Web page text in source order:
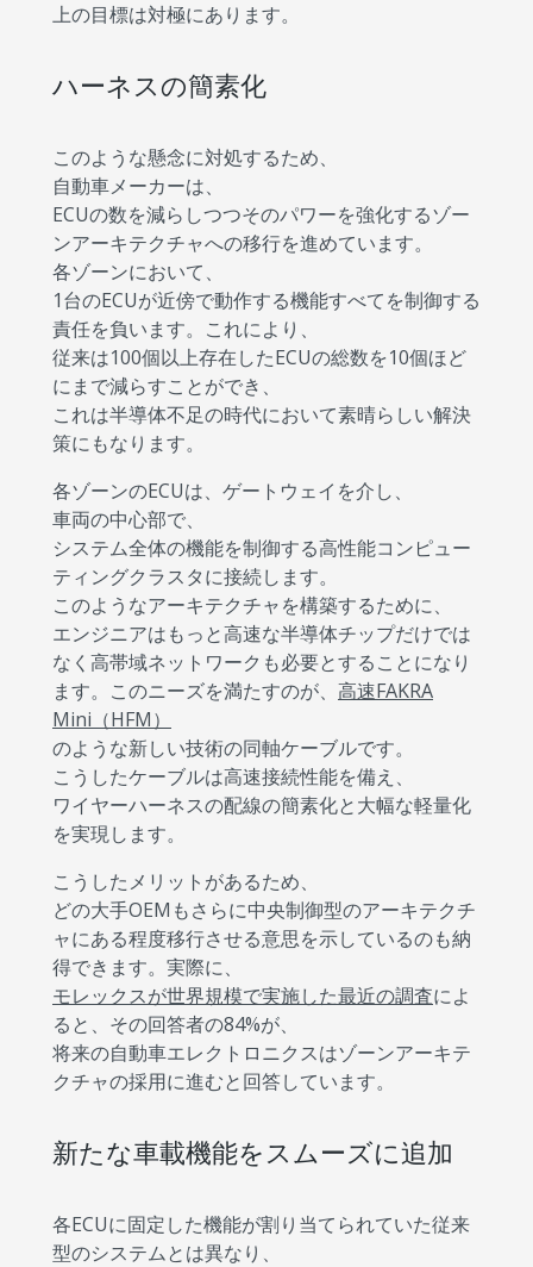
上の目標は対極にあります。
ハーネスの簡素化
このような懸念に対処するため、
自動車メーカーは、
ECUの数を減らしつつそのパワーを強化するゾー
ンアーキテクチャへの移行を進めています。
各ゾーンにおいて、
1台のECUが近傍で動作する機能すべてを制御する
責任を負います。これにより、
従来は100個以上存在したECUの総数を10個ほど
にまで減らすことができ、
これは半導体不足の時代において素晴らしい解決
策にもなります。
各ゾーンのECUは、ゲートウェイを介し、
車両の中心部で、
システム全体の機能を制御する高性能コンピュー
ティングクラスタに接続します。
このようなアーキテクチャを構築するために、
エンジニアはもっと高速な半導体チップだけでは
なく高帯域ネットワークも必要とすることになり
ます。このニーズを満たすのが、 高速FAKRA
Mini（HFM）
のような新しい技術の同軸ケーブルです。
こうしたケーブルは高速接続性能を備え、
ワイヤーハーネスの配線の簡素化と大幅な軽量化
を実現します。
こうしたメリットがあるため、
どの大手OEMもさらに中央制御型のアーキテクチ
ャにある程度移行させる意思を示しているのも納
得できます。実際に、
モレックスが世界規模で実施した最近の調査によ
ると、その回答者の84%が、
将来の自動車エレクトロニクスはゾーンアーキテ
クチャの採用に進むと回答しています。
新たな車載機能をスムーズに追加
各ECUに固定した機能が割り当てられていた従来
型のシステムとは異なり、